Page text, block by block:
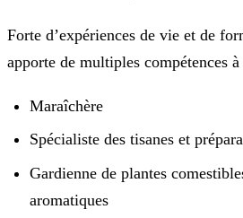
Forte d’expériences de vie et de
apporte de multiples compétences
Maraîchère
Spécialiste des tisanes et
Gardienne de plantes
aromatiques